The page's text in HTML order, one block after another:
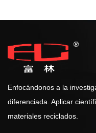
Enfocándonos a la
diferenciada. Aplicar
materiales reciclados.